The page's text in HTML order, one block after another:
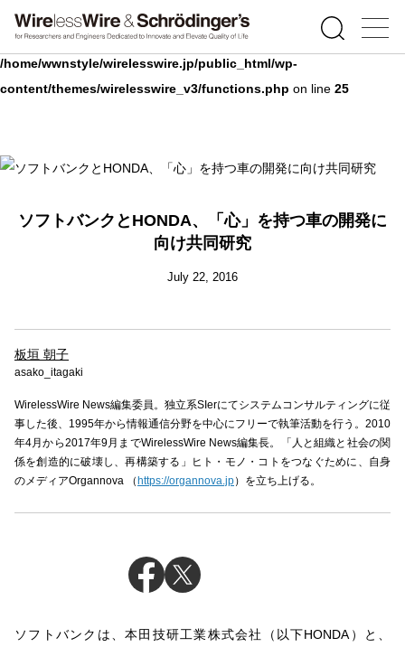
Warning: Undefined array key 0 in
/home/wwnstyle/wirelesswire.jp/public_html/wp-
content/themes/wirelesswire_v3/functions.php on line 25
ソフトバンクとHONDA、「心」を持つ車の開発に
向け共同研究
July 22, 2016
板垣 朝子
asako_itagaki
WirelessWire News編集委員。独立系SIerにてシステムコンサルティングに従
事した後、1995年から情報通信分野を中心にフリーで執筆活動を行う。2010
年4月から2017年9月までWirelessWire News編集長。「人と組織と社会の関
係を創造的に破壊し、再構築する」ヒト・モノ・コトをつなぐために、自身
のメディアOrgannova （ https://organnova.jp）を立ち上げる。
ソフトバンクは、本田技研工業株式会社（以下HONDA）と、